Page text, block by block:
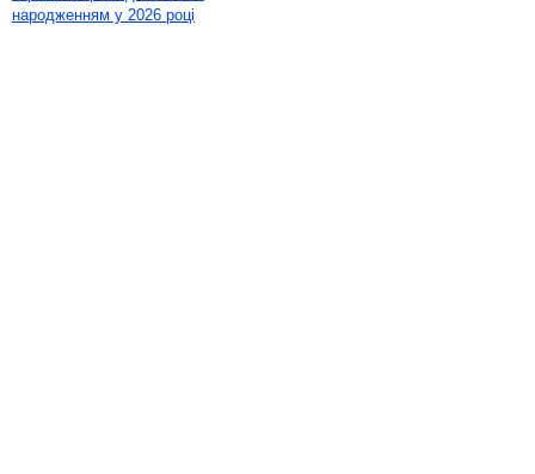
народженням у 2026 році